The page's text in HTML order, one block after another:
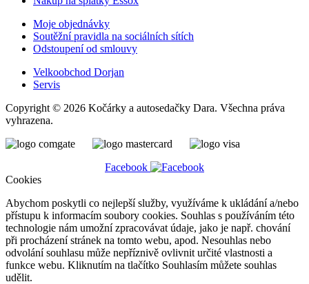
Moje objednávky
Soutěžní pravidla na sociálních sítích
Odstoupení od smlouvy
Velkoobchod Dorjan
Servis
Copyright © 2026 Kočárky a autosedačky Dara. Všechna práva
vyhrazena.
Facebook
Cookies
Abychom poskytli co nejlepší služby, využíváme k ukládání a/nebo
přístupu k informacím soubory cookies. Souhlas s používáním této
technologie nám umožní zpracovávat údaje, jako je např. chování
při procházení stránek na tomto webu, apod. Nesouhlas nebo
odvolání souhlasu může nepříznivě ovlivnit určité vlastnosti a
funkce webu. Kliknutím na tlačítko Souhlasím můžete souhlas
udělit.